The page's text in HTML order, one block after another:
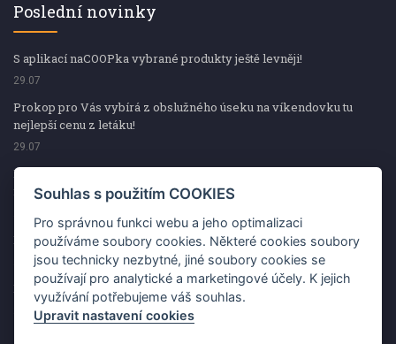
Poslední novinky
S aplikací naCOOPka vybrané produkty ještě levněji!
29.07
Prokop pro Vás vybírá z obslužného úseku na víkendovku tu
nejlepší cenu z letáku!
29.07
Prokop pro Vás vybírá z obslužného úseku na víkendovku tu
nejlepší cenu z letáku!
Kup špekáčky od Váhaly a vyhraj s naCOOPkou sekerku Fiskars
29.07
Prokop pro Vás vybírá na víkendovku ty nejlepší ceny z letáku!
29.07
Souhlas s použitím COOKIES
Pro správnou funkci webu a jeho optimalizaci
používáme soubory cookies. Některé cookies soubory
jsou technicky nezbytné, jiné soubory cookies se
používají pro analytické a marketingové účely. K jejich
využívání potřebujeme váš souhlas.
Upravit nastavení cookies